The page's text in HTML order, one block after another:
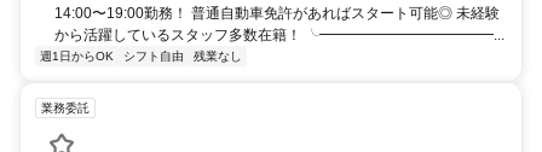
14:00〜19:00勤務！ 普通自動車免許があればスタート可能◎ 未経験
から活躍しているスタッフ多数在籍！ ╰━━━━━━━━━━━━...
週1日からOK シフト自由 残業なし
業務委託